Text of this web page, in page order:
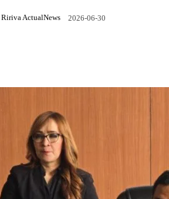
Ririva ActualNews 2026-06-30